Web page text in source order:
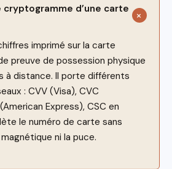
cryptogramme d’une carte
imprimé sur la carte
preuve de possession physique
à distance. Il porte différents
: CVV (Visa), CVC
Express), CSC en
le numéro de carte sans
ni la puce.